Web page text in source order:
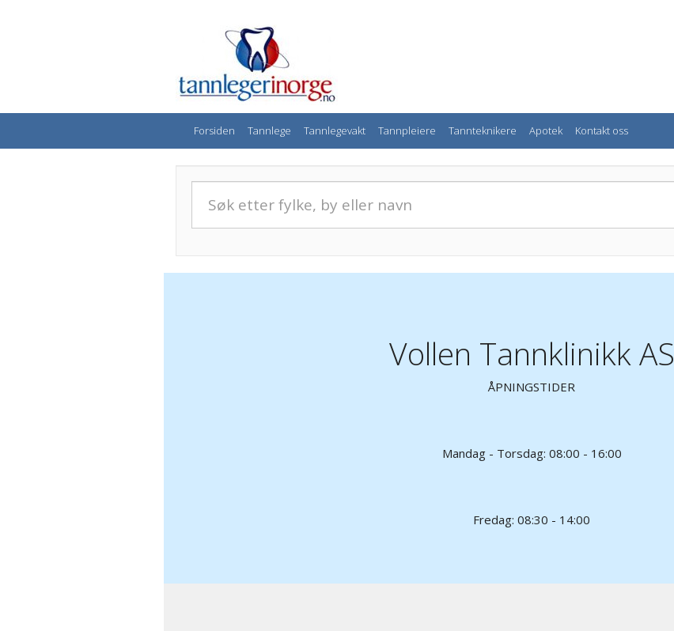
Forsiden Tannlege Tannlegevakt Tannpleiere Tannteknikere Apotek Kontakt oss
Vollen Tannklinikk AS
ÅPNINGSTIDER
Mandag - Torsdag: 08:00 - 16:00
Fredag: 08:30 - 14:00